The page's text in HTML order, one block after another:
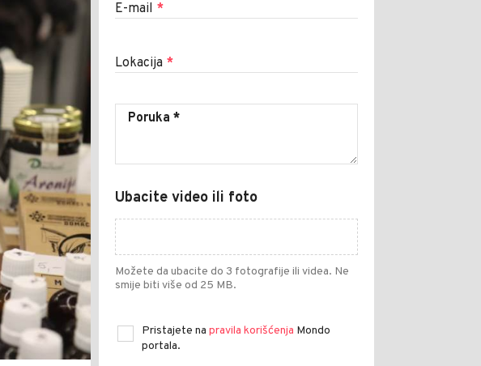
E-mail *
Lokacija *
Ubacite video ili foto
Možete da ubacite do 3 fotografije ili videa. Ne
smije biti više od 25 MB.
Pristajete na pravila korišćenja Mondo
portala.